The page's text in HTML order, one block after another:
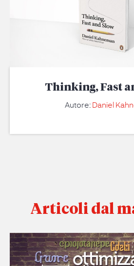
Thinking, Fast
Autore:Daniel
Articoli dal